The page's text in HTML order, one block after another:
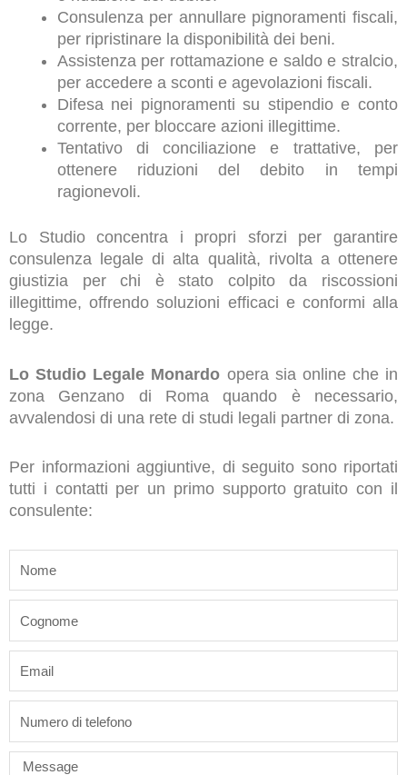
Consulenza per annullare pignoramenti fiscali,
per ripristinare la disponibilità dei beni.
Assistenza per rottamazione e saldo e stralcio,
per accedere a sconti e agevolazioni fiscali.
Difesa nei pignoramenti su stipendio e conto
corrente, per bloccare azioni illegittime.
Tentativo di conciliazione e trattative, per
ottenere riduzioni del debito in tempi
ragionevoli.
Lo Studio concentra i propri sforzi per garantire
consulenza legale di alta qualità, rivolta a ottenere
giustizia per chi è stato colpito da riscossioni
illegittime, offrendo soluzioni efficaci e conformi alla
legge.
Lo Studio Legale Monardo opera sia online che in
zona Genzano di Roma quando è necessario,
avvalendosi di una rete di studi legali partner di zona.
Per informazioni aggiuntive, di seguito sono riportati
tutti i contatti per un primo supporto gratuito con il
consulente:
Message